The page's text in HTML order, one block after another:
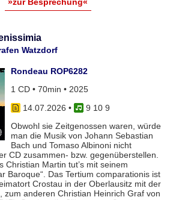
Watzdorf
Rondeau ROP6282
1 CD • 70min • 2025
14.07.2026 •
9 10 9
Obwohl sie Zeitgenossen waren, würde
man die Musik von Johann Sebastian
Bach und Tomaso Albinoni nicht
CD zusammen- bzw. gegenüberstellen.
Christian Martin tut’s mit seinem
Baroque“. Das Tertium comparationis ist
Crostau in der Oberlausitz mit der
zum anderen Christian Heinrich Graf von